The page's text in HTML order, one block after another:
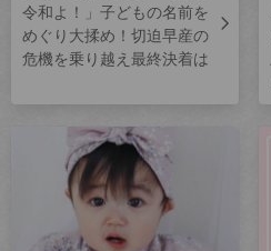
令和よ！」子どもの名前を
めぐり大揉め！切迫早産の
危機を乗り越え最終決着は